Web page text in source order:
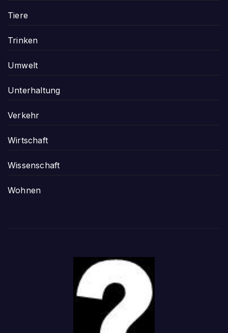
Tiere
Trinken
Umwelt
Unterhaltung
Verkehr
Wirtschaft
Wissenschaft
Wohnen